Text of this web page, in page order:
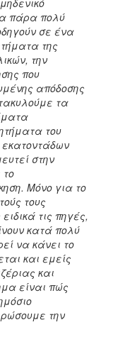
πάρα πολύ
σε ένα
της
την
που
απόδοσης
τα
του
στην
το
Μόνο για το
τους
τις πηγές,
κατά πολύ
να κάνει το
και εμείς
και
είναι πώς
την